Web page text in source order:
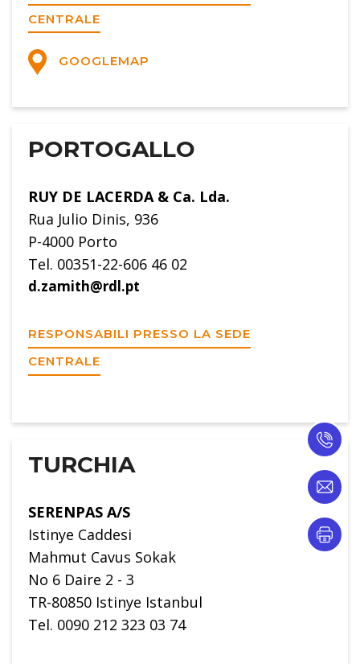
CENTRALE
GOOGLEMAP
PORTOGALLO
RUY DE LACERDA & Ca. Lda.
Rua Julio Dinis, 936
P-4000 Porto
Tel. 00351-22-606 46 02
d.zamith@rdl.pt
RESPONSABILI PRESSO LA SEDE
CENTRALE
TURCHIA
SERENPAS A/S
Istinye Caddesi
Mahmut Cavus Sokak
No 6 Daire 2 - 3
TR-80850 Istinye Istanbul
Tel. 0090 212 323 03 74